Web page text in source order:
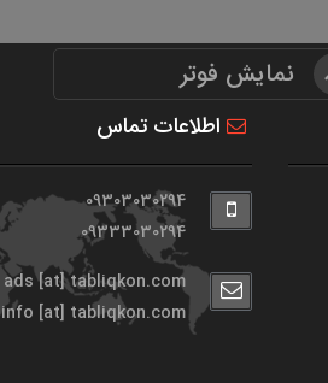
نمایش فوتر
اطلاعات تماس
09303030294
09333030294
ads [at] tabliqkon.com
info [at] tabliqkon.com